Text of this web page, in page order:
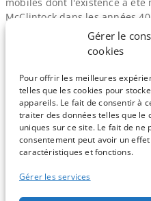
Gérer le
cookies
Pour offrir les meilleures
telles que les cookies pour
appareils. Le fait de consentir à
traiter des données telles que le
uniques sur ce site. Le fait de
consentement peut avoir un
caractéristiques et fonctions.
Gérer les services
McClintock dans les années
sont présentes dans toutes
et peuvent représenter une
Sauf mention contraire, tous